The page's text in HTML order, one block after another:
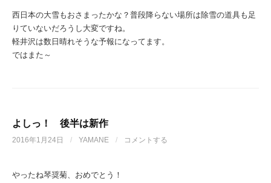
西日本の大雪もおさまったかな？普段降らない場所は除雪の道具も足
りていないだろうし大変ですね。
軽井沢は数日晴れそうな予報になってます。
ではまた～
よしっ！ 後半は新作
2016年1月24日 / YAMANE / コメントする
やったね琴奨菊、おめでとう！